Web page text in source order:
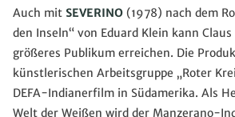
Auch mit SEVERINO (1978) nach dem
den Inseln“ von Eduard Klein kann
größeres Publikum erreichen. Die
künstlerischen Arbeitsgruppe „Roter
DEFA-Indianerfilm in Südamerika. Als
Welt der Weißen wird der Manzerano-